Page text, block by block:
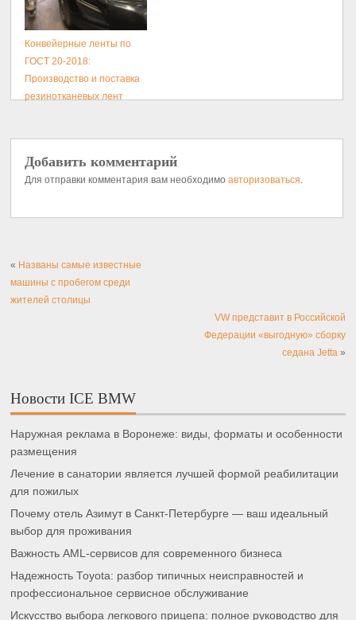
Конвейерные ленты по
ГОСТ 20-2018:
Производство и поставка
резинотканевых лент
Добавить комментарий
Для отправки комментария вам необходимоавторизоваться.
« Названы самые известные
машины с пробегом среди
жителей столицы
VW представит в Российской
Федерации «выгодную» сборку
седана Jetta»
Новости ICE BMW
Наружная реклама в Воронеже: виды, форматы и особенности
размещения
Лечение в санатории является лучшей формой реабилитации
для пожилых
Почему отель Азимут в Санкт-Петербурге — ваш идеальный
выбор для проживания
Важность AML-сервисов для современного бизнеса
Надежность Toyota: разбор типичных неисправностей и
профессиональное сервисное обслуживание
Искусство выбора легкового прицепа: полное руководство для